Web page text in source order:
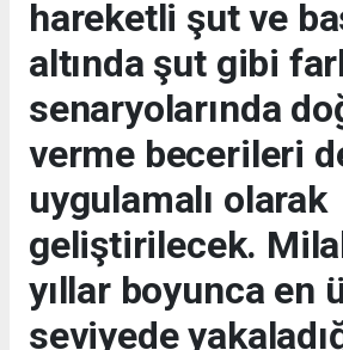
hareketli şut ve
altında şut gibi
senaryolarında
verme becerileri
uygulamalı olarak
geliştirilecek.
yıllar boyunca en
seviyede